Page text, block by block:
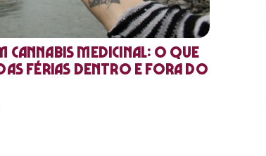
cannabis medicinal: o que
férias dentro e fora do